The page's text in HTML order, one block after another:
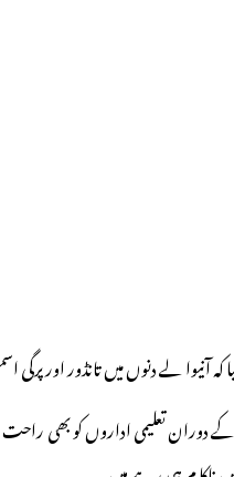
لے دنوں میں تانڈور اور پرگی
دوران تعلیمی اداروں کو بھی